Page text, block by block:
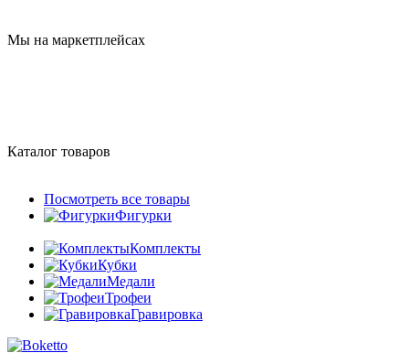
Мы на маркетплейсах
Каталог товаров
Посмотреть все товары
Фигурки
Комплекты
Кубки
Медали
Трофеи
Гравировка